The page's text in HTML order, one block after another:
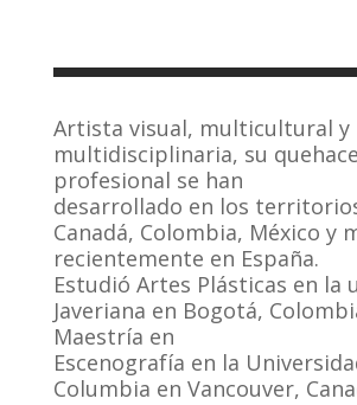
Artista visual, multicultural y
multidisciplinaria, su
profesional se han
desarrollado en los
Canadá, Colombia, México y
recientemente en España.
Estudió Artes Plásticas en la
Javeriana en Bogotá,
Maestría en
Escenografía en la
Columbia en Vancouver,